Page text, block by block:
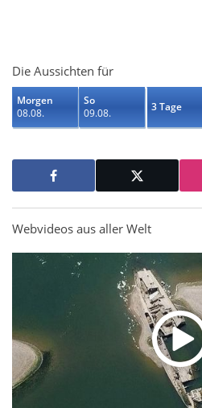
Die Aussichten für
Morgen
08.08.
So
09.08.
3 Tage
Webvideos aus aller Welt